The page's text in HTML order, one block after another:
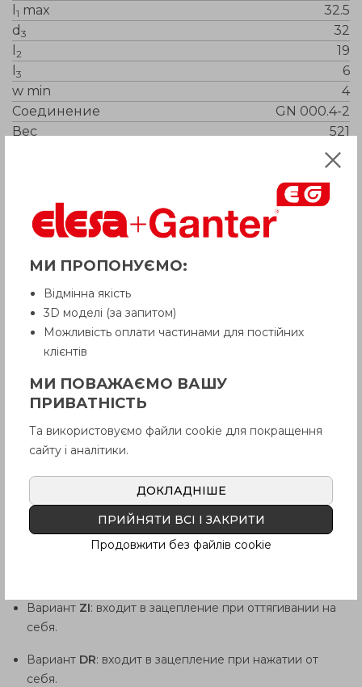
1 max
32.5
d 3
32
2
19
3
6
w min
4
Соединение
GN 000.4-2
Вес
521
ХАРАКТЕРИСТИКИ
: без ручки
Вариант ZI: входит в зацепление при оттягивании на
себя.
Вариант DR: входит в зацепление при нажатии от
себя.
МИ ПРОПОНУЄМО:
Відмінна якість
3D моделі (за запитом)
Можливість оплати частинами для постійних
клієнтів
МИ ПОВАЖАЄМО ВАШУ
ПРИВАТНІСТЬ
Та використовуємо файли cookie для покращення
сайту і аналітики.
ДОКЛАДНІШЕ
ПРИЙНЯТИ ВСІ І ЗАКРИТИ
Продовжити без файлів cookie